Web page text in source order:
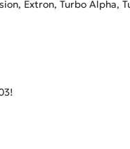
Extron, Turbo Alpha,